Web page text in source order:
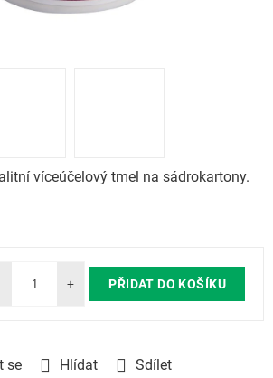
víceúčelový tmel na sádrokartony.
se Hlídat Sdílet
PŘIDAT DO KOŠÍKU